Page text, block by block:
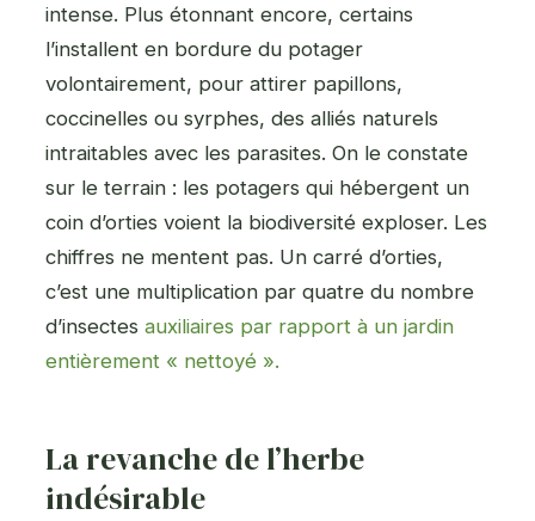
intense. Plus étonnant encore, certains
l’installent en bordure du potager
volontairement, pour attirer papillons,
coccinelles ou syrphes, des alliés naturels
intraitables avec les parasites. On le constate
sur le terrain : les potagers qui hébergent un
coin d’orties voient la biodiversité exploser. Les
chiffres ne mentent pas. Un carré d’orties,
c’est une multiplication par quatre du nombre
d’insectes auxiliaires par rapport à un jardin
entièrement « nettoyé ».
La revanche de l’herbe
indésirable